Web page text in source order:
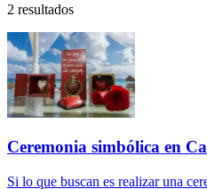
2 resultados
Ceremonia simbólica en
Si lo que buscan es realizar una